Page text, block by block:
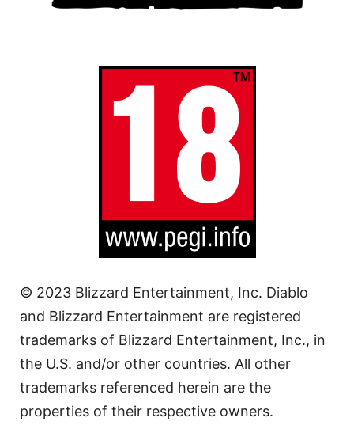
© 2023 Blizzard Entertainment, Inc. Diablo
and Blizzard Entertainment are registered
trademarks of Blizzard Entertainment, Inc., in
the U.S. and/or other countries. All other
trademarks referenced herein are the
properties of their respective owners.